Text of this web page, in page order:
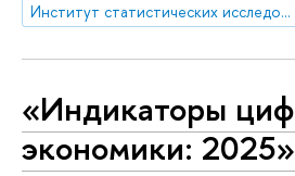
Институт статистических исследований и экономики знаний
«Индикаторы
экономики: 2025»